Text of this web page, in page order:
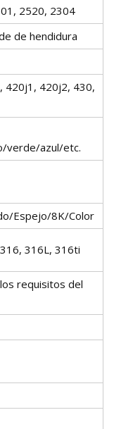
2520, 2304
de hendidura
420j1, 420j2, 430,
verde/azul/etc.
Espejo/8K/Color
316L, 316ti
requisitos del